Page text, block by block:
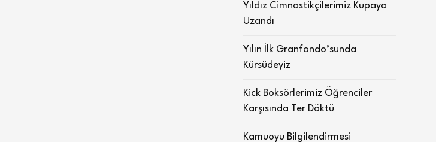
Yıldız Cimnastikçilerimiz Kupaya
Uzandı
Yılın İlk Granfondo’sunda
Kürsüdeyiz
Kick Boksörlerimiz Öğrenciler
Karşısında Ter Döktü
Kamuoyu Bilgilendirmesi